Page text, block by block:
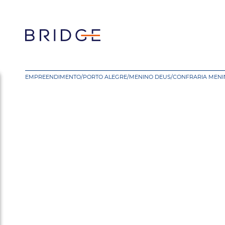
EMPREENDIMENTO/PORTO ALEGRE/MENINO DEUS/CONFRARIA